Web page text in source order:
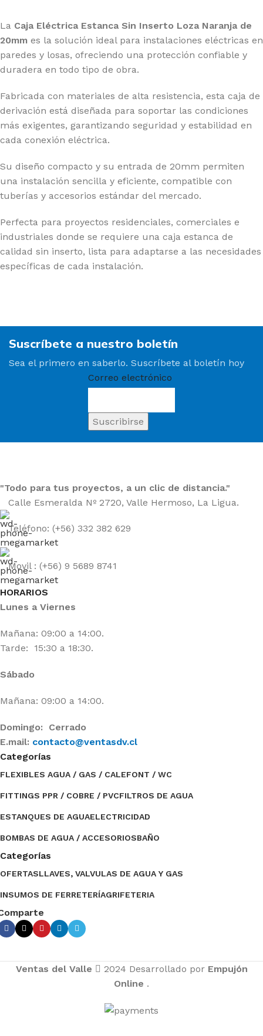
La Caja Eléctrica Estanca Sin Inserto Loza Naranja de
20mm es la solución ideal para instalaciones eléctricas en
paredes y losas, ofreciendo una protección confiable y
duradera en todo tipo de obra.
Fabricada con materiales de alta resistencia, esta caja de
derivación está diseñada para soportar las condiciones
más exigentes, garantizando seguridad y estabilidad en
cada conexión eléctrica.
Su diseño compacto y su entrada de 20mm permiten
una instalación sencilla y eficiente, compatible con
tuberías y accesorios estándar del mercado.
Perfecta para proyectos residenciales, comerciales e
industriales donde se requiere una caja estanca de
calidad sin inserto, lista para adaptarse a las necesidades
específicas de cada instalación.
Suscríbete a nuestro boletín
Sea el primero en saberlo. Suscríbete al boletín hoy
Correo electrónico
"Todo para tus proyectos, a un clic de distancia."
Calle Esmeralda Nº 2720, Valle Hermoso, La Ligua.
Teléfono: (+56) 332 382 629
Movil : (+56) 9 5689 8741
HORARIOS
Lunes a Viernes
Mañana: 09:00 a 14:00.
Tarde: 15:30 a 18:30.
Sábado
Mañana: 09:00 a 14:00.
Domingo: Cerrado
E.mail: contacto@ventasdv.cl
Categorías
FLEXIBLES AGUA / GAS / CALEFONT / WC
FITTINGS PPR / COBRE / PVCFILTROS DE AGUA
ESTANQUES DE AGUAELECTRICIDAD
BOMBAS DE AGUA / ACCESORIOSBAÑO
Categorías
OFERTASLLAVES, VALVULAS DE AGUA Y GAS
INSUMOS DE FERRETERÍAGRIFETERIA
Ventas del Valle 2024 Desarrollado por Empujón
Online .